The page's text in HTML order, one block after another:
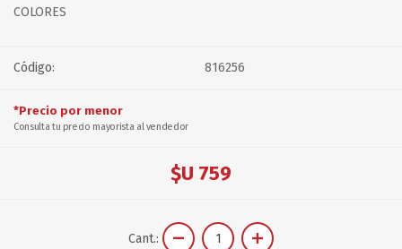
COLORES
Código: 816256
*Precio por menor
Consulta tu precio mayorista al vendedor
$U 759
Cant.: